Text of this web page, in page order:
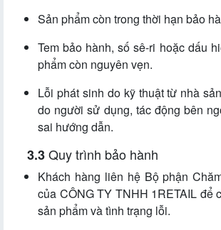
Sản phẩm còn trong thời hạn bảo
Tem bảo hành, số sê-ri hoặc dấu
phẩm còn nguyên vẹn.
Lỗi phát sinh do kỹ thuật từ nhà
do người sử dụng, tác động bên
sai hướng dẫn.
Quy trình bảo hành
Khách hàng liên hệ Bộ phận
của CÔNG TY TNHH 1RETAIL để
sản phẩm và tình trạng lỗi.